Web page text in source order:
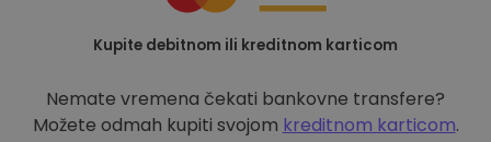
Kupite debitnom ili kreditnom karticom
Nemate vremena čekati bankovne transfere?
Možete odmah kupiti svojom kreditnom karticom.